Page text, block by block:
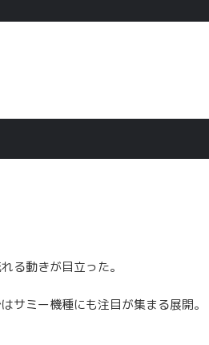
る動きが目立った。
サミー機種にも注目が集まる展開。